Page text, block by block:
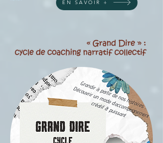
EN SAVOIR +